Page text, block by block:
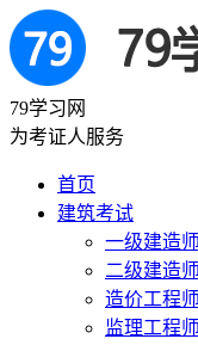
79学习网
为考证人服务
首页
建筑考试
一级建造师
二级建造师
造价工程师
监理工程师